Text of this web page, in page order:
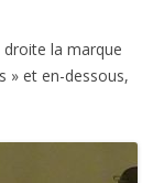
la marque
» et en-dessous,